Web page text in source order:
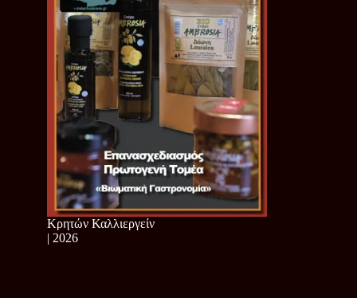
Κρητών Καλλιεργείν
| 2026